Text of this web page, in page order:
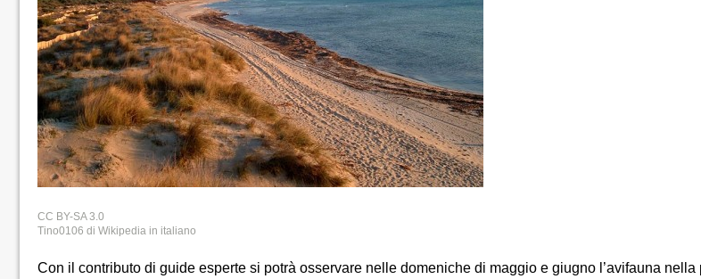
CC BY-SA 3.0
Tino0106 di Wikipedia in italiano
Con il contributo di guide esperte si potrà osservare nelle domeniche di maggio e giugno l’avifauna